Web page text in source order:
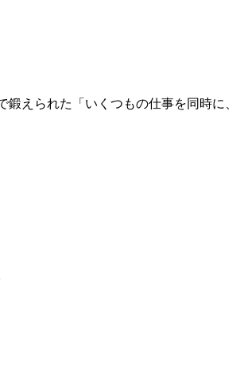
えられた「いくつもの仕事を同時に、